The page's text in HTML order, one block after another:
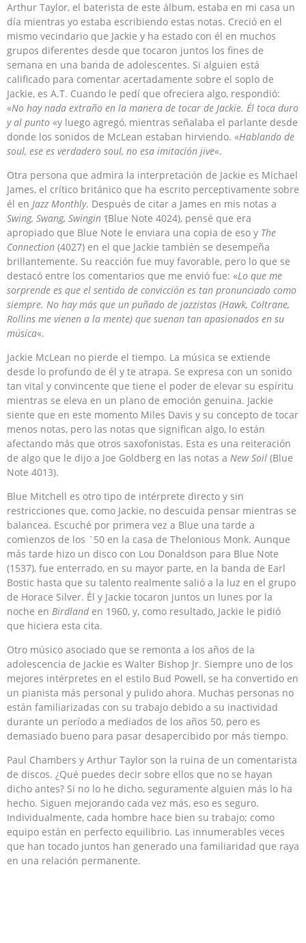
Arthur Taylor, el baterista de este álbum, estaba en mi casa un
día mientras yo estaba escribiendo estas notas. Creció en el
mismo vecindario que Jackie y ha estado con él en muchos
grupos diferentes desde que tocaron juntos los fines de
semana en una banda de adolescentes. Si alguien está
calificado para comentar acertadamente sobre el soplo de
Jackie, es A.T. Cuando le pedí que ofreciera algo, respondió:
«No hay nada extraño en la manera de tocar de Jackie. Él toca duro
y al punto «y luego agregó, mientras señalaba el parlante desde
donde los sonidos de McLean estaban hirviendo. «Hablando de
soul, ese es verdadero soul, no esa imitación jive«.
Otra persona que admira la interpretación de Jackie es Michael
James, el crítico británico que ha escrito perceptivamente sobre
él en Jazz Monthly. Después de citar a James en mis notas a
Swing, Swang, Swingin ‘(Blue Note 4024), pensé que era
apropiado que Blue Note le enviara una copia de eso y The
Connection (4027) en el que Jackie también se desempeña
brillantemente. Su reacción fue muy favorable, pero lo que se
destacó entre los comentarios que me envió fue: «Lo que me
sorprende es que el sentido de convicción es tan pronunciado como
siempre. No hay más que un puñado de jazzistas (Hawk, Coltrane,
Rollins me vienen a la mente) que suenan tan apasionados en su
música«.
Jackie McLean no pierde el tiempo. La música se extiende
desde lo profundo de él y te atrapa. Se expresa con un sonido
tan vital y convincente que tiene el poder de elevar su espíritu
mientras se eleva en un plano de emoción genuina. Jackie
siente que en este momento Miles Davis y su concepto de tocar
menos notas, pero las notas que significan algo, lo están
afectando más que otros saxofonistas. Esta es una reiteración
de algo que le dijo a Joe Goldberg en las notas a New Soil (Blue
Note 4013).
Blue Mitchell es otro tipo de intérprete directo y sin
restricciones que, como Jackie, no descuida pensar mientras se
balancea. Escuché por primera vez a Blue una tarde a
comienzos de los ´50 en la casa de Thelonious Monk. Aunque
más tarde hizo un disco con Lou Donaldson para Blue Note
(1537), fue enterrado, en su mayor parte, en la banda de Earl
Bostic hasta que su talento realmente salió a la luz en el grupo
de Horace Silver. Él y Jackie tocaron juntos un lunes por la
noche en Birdlanden 1960, y, como resultado, Jackie le pidió
que hiciera esta cita.
Otro músico asociado que se remonta a los años de la
adolescencia de Jackie es Walter Bishop Jr. Siempre uno de los
mejores intérpretes en el estilo Bud Powell, se ha convertido en
un pianista más personal y pulido ahora. Muchas personas no
están familiarizadas con su trabajo debido a su inactividad
durante un período a mediados de los años 50, pero es
demasiado bueno para pasar desapercibido por más tiempo.
Paul Chambers y Arthur Taylor son la ruina de un comentarista
de discos. ¿Qué puedes decir sobre ellos que no se hayan
dicho antes? Si no lo he dicho, seguramente alguien más lo ha
hecho. Siguen mejorando cada vez más, eso es seguro.
Individualmente, cada hombre hace bien su trabajo; como
equipo están en perfecto equilibrio. Las innumerables veces
que han tocado juntos han generado una familiaridad que raya
en una relación permanente.